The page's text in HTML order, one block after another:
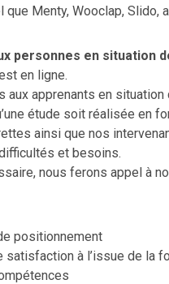
que Menty, Wooclap, Slido,
personnes en situation
en ligne.
aux apprenants en
étude soit réalisée en
ainsi que nos
et besoins.
nous ferons appel à
positionnement
satisfaction à l’issue de la